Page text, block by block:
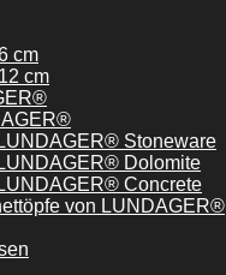
cm
cm
Stoneware
Dolomite
Concrete
von LUNDAGER®